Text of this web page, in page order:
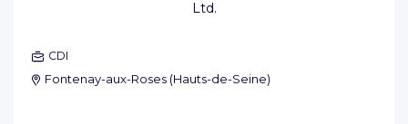
Ltd.
CDI
Fontenay-aux-Roses (Hauts-de-Seine)